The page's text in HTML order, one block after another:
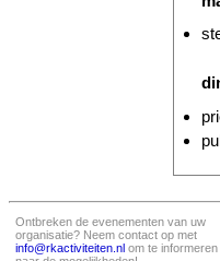
Ontbreken de evenementen van uw
organisatie? Neem contact op met
info@rkactiviteiten.nl om te informeren